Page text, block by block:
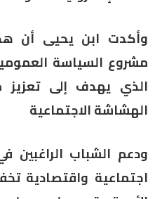
وأكدت ابن يحيى أن
الذي يهدف إلى
الهشاشة الاجتماعية
ودعم الشباب الراغبين
اجتماعية واقتصادية